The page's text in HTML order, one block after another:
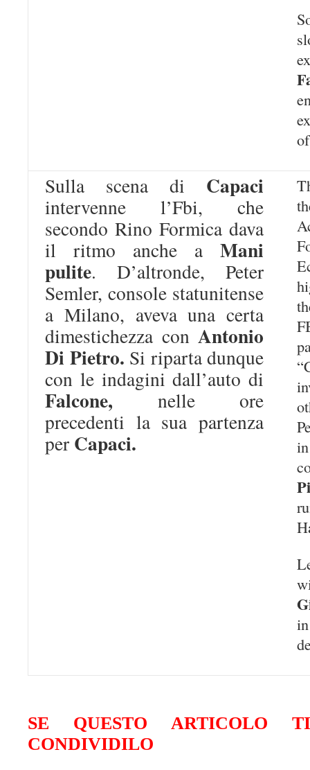
Sulla scena di Capaci
intervenne l’Fbi, che
secondo Rino Formica dava
il ritmo anche a Mani
pulite. D’altronde, Peter
Semler, console statunitense
a Milano, aveva una certa
dimestichezza con Antonio
Di Pietro. Si riparta dunque
con le indagini dall’auto di
Falcone, nelle ore
precedenti la sua partenza
perCapaci.
SE QUESTO ARTICOLO
CONDIVIDILO